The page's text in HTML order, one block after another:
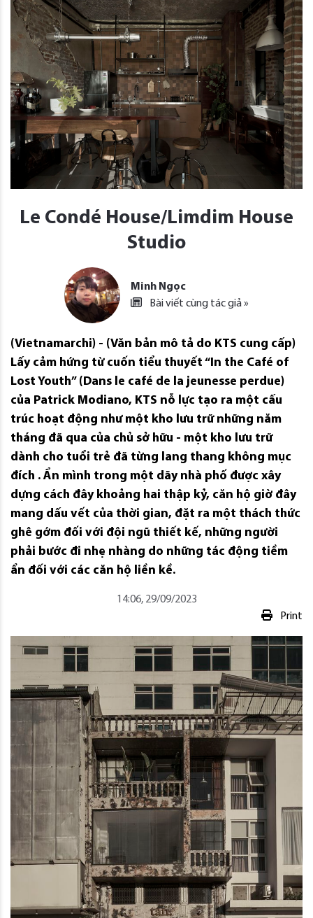
Le Condé House/Limdim House
Studio
Minh Ngọc
Bài viết cùng tác giả »
(Vietnamarchi) - (Văn bản mô tả do KTS cung cấp)
Lấy cảm hứng từ cuốn tiểu thuyết “In the Café of
Lost Youth” (Dans le café de la jeunesse perdue)
của Patrick Modiano, KTS nỗ lực tạo ra một cấu
trúc hoạt động như một kho lưu trữ những năm
tháng đã qua của chủ sở hữu - một kho lưu trữ
dành cho tuổi trẻ đã từng lang thang không mục
đích . Ẩn mình trong một dãy nhà phố được xây
dựng cách đây khoảng hai thập kỷ, căn hộ giờ đây
mang dấu vết của thời gian, đặt ra một thách thức
ghê gớm đối với đội ngũ thiết kế, những người
phải bước đi nhẹ nhàng do những tác động tiềm
ẩn đối với các căn hộ liền kề.
14:06, 29/09/2023
Print